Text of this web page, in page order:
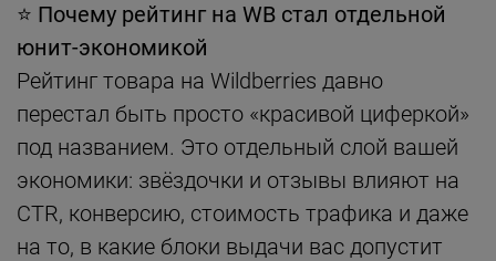
⭐ Почему рейтинг на WB стал отдельной
юнит-экономикой
Рейтинг товара на Wildberries давно
перестал быть просто «красивой циферкой»
под названием. Это отдельный слой вашей
экономики: звёздочки и отзывы влияют на
CTR, конверсию, стоимость трафика и даже
на то, в какие блоки выдачи вас допустит